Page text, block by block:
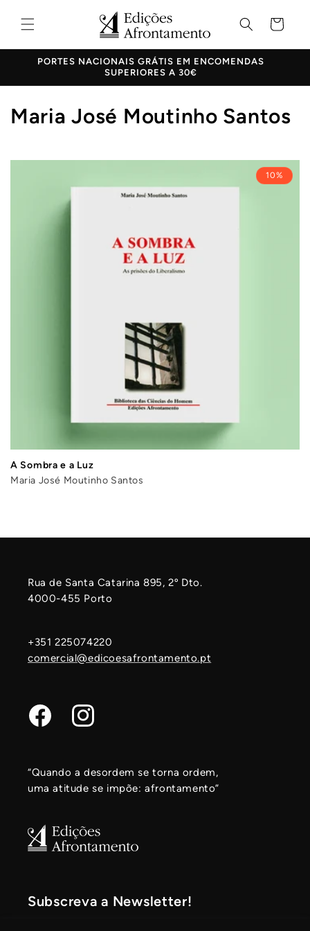
para o
conteúdo
Carrinho
PORTES NACIONAIS GRÁTIS EM ENCOMENDAS
SUPERIORES A 30€
C
l
Maria José Moutinho Santos
10%
A Sombra e a Luz
Maria José Moutinho Santos
Rua de Santa Catarina 895, 2º Dto.
4000-455 Porto
+351 225074220
comercial@edicoesafrontamento.pt
Facebook Instagram
“Quando a desordem se torna ordem,
uma atitude se impõe: afrontamento”
Subscreva a Newsletter!